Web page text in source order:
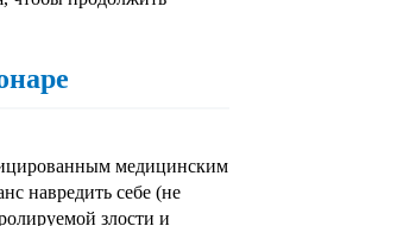
медицинским
навредить себе (не
злости и